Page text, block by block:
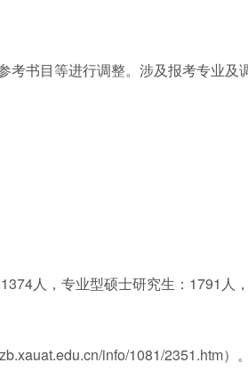
考书目等进行调整。涉及报考专业及
人，专业型硕士研究生：1791人，
info/1081/2351.htm）。